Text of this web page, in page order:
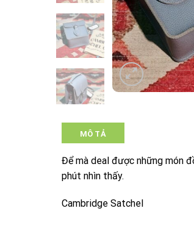
MÔ TẢ
Để mà deal được những món
phút nhìn thấy.
Cambridge Satchel